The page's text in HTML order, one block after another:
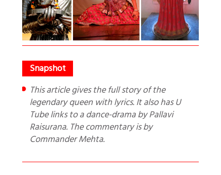
This article gives the full story of the
legendary queen with lyrics. It also has U
Tube links to a dance-drama by Pallavi
Raisurana. The commentary is by
Commander Mehta.